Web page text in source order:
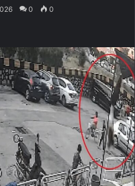
0 0